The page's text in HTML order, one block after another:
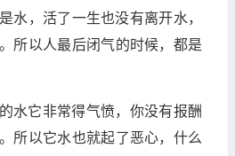
水，活了一生也没有离开水，
所以人最后闭气的时候，都是
水它非常得气愤，你没有报酬
所以它水也就起了恶心，什么